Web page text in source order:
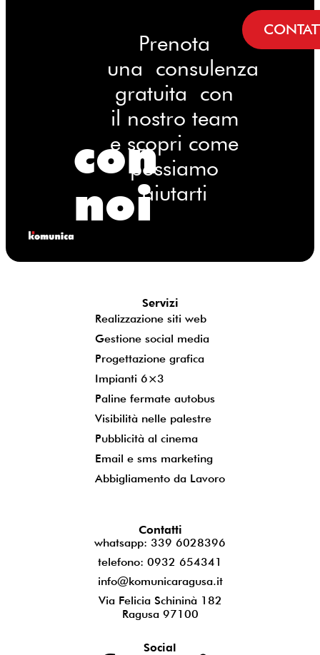
con
noi
Prenota
una consulenza
gratuita con
il nostro team
e scopri come
possiamo
aiutarti
Servizi
Realizzazione siti web
Gestione social media
Progettazione grafica
Impianti 6×3
Paline fermate autobus
Visibilità nelle palestre
Pubblicità al cinema
Email e sms marketing
Abbigliamento da Lavoro
Contatti
whatsapp: 339 6028396
telefono: 0932 654341
info@komunicaragusa.it
Via Felicia Schininà 182
Ragusa 97100
Social